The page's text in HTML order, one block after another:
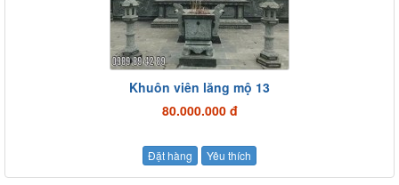
Khuôn viên lăng mộ 13
80.000.000 đ
Đặt hàng Yêu thích